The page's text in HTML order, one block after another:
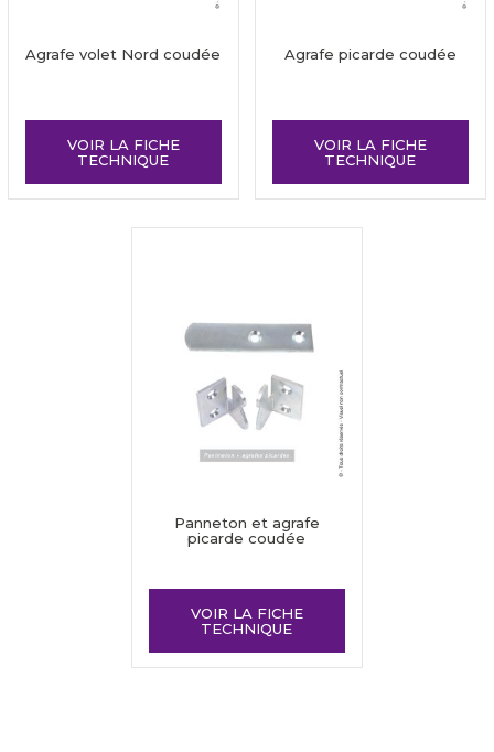
Agrafe volet Nord coudée
VOIR LA FICHE
TECHNIQUE
Agrafe picarde coudée
VOIR LA FICHE
TECHNIQUE
Panneton et agrafe
picarde coudée
VOIR LA FICHE
TECHNIQUE